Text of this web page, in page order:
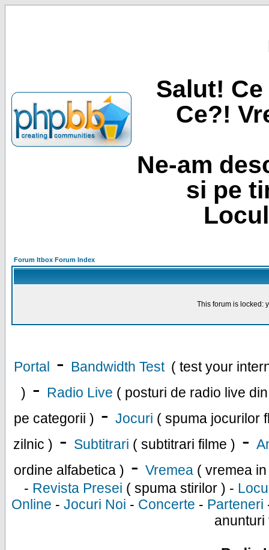
Salut!
Ce?!
Ne-am
si pe
Forum Itbox Forum Index
This forum is locked:
Portal - Bandwidth Test ( test your
) - Radio Live ( posturi de radio live
pe categorii ) - Jocuri ( spuma jocurilor
zilnic ) - Subtitrari ( subtitrari filme ) -
ordine alfabetica ) - Vremea ( vremea
- Revista Presei ( spuma stirilor ) -
Online - Jocuri Noi - Concerte - Parteneri
anunturi